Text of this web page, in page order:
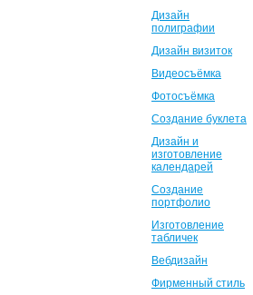
Дизайн
полиграфии
Дизайн визиток
Видеосъёмка
Фотосъёмка
Создание буклета
Дизайн и
изготовление
календарей
Создание
портфолио
Изготовление
табличек
Вебдизайн
Фирменный стиль